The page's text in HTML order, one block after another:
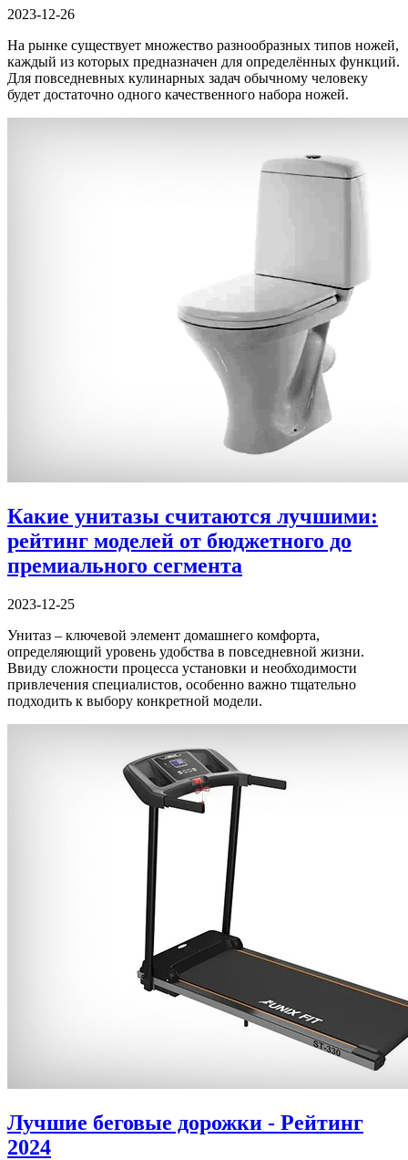
2023-12-26
На рынке существует множество разнообразных типов ножей,
каждый из которых предназначен для определённых функций.
Для повседневных кулинарных задач обычному человеку
будет достаточно одного качественного набора ножей.
Какие унитазы считаются лучшими:
рейтинг моделей от бюджетного до
премиального сегмента
2023-12-25
Унитаз – ключевой элемент домашнего комфорта,
определяющий уровень удобства в повседневной жизни.
Ввиду сложности процесса установки и необходимости
привлечения специалистов, особенно важно тщательно
подходить к выбору конкретной модели.
Лучшие беговые дорожки - Рейтинг
2024